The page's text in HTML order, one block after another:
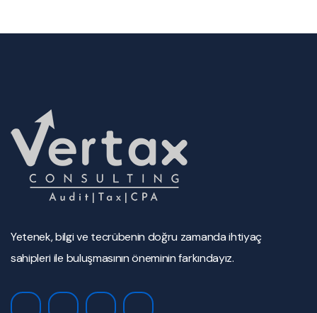
Yetenek, bilgi ve tecrübenin doğru zamanda ihtiyaç
sahipleri ile buluşmasının öneminin farkındayız.